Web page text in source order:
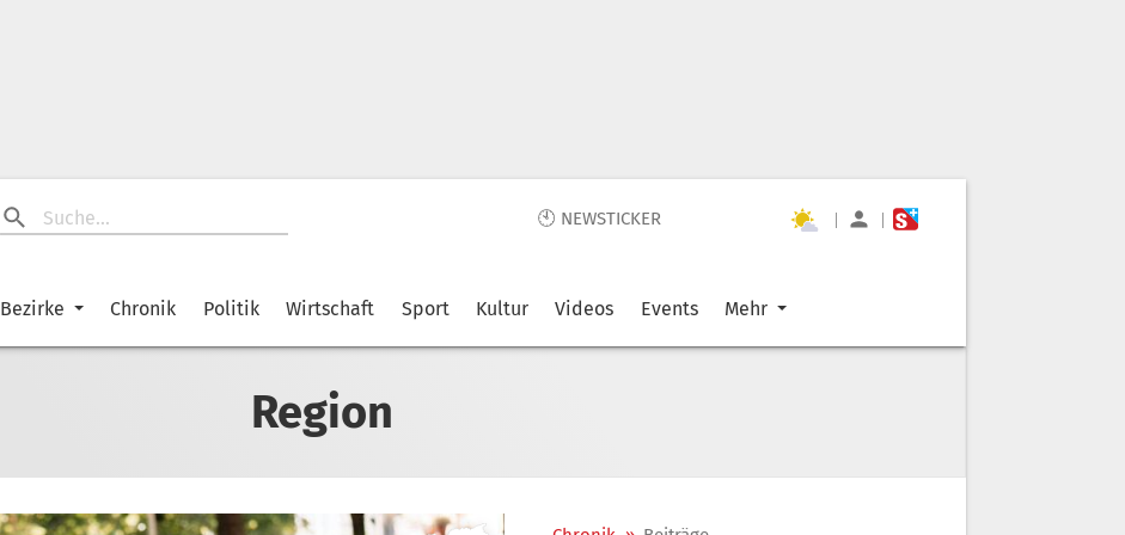
🕙 NEWSTICKER | |
Bezirke Chronik Politik Wirtschaft Sport Kultur Videos Events Mehr
Region